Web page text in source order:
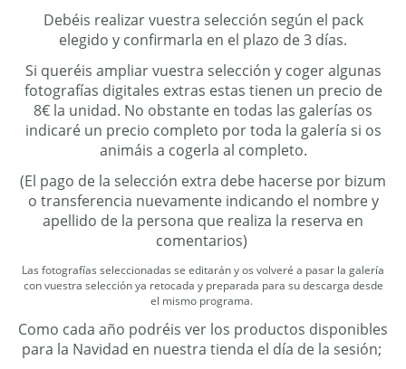
Debéis realizar vuestra selección según el pack
elegido y confirmarla en el plazo de 3 días.
Si queréis ampliar vuestra selección y coger algunas
fotografías digitales extras estas tienen un precio de
8€ la unidad. No obstante en todas las galerías os
indicaré un precio completo por toda la galería si os
animáis a cogerla al completo.
(El pago de la selección extra debe hacerse por bizum
o transferencia nuevamente indicando el nombre y
apellido de la persona que realiza la reserva en
comentarios)
Las fotografías seleccionadas se editarán y os volveré a pasar la galería
con vuestra selección ya retocada y preparada para su descarga desde
el mismo programa.
Como cada año podréis ver los productos disponibles
para la Navidad en nuestra tienda el día de la sesión;